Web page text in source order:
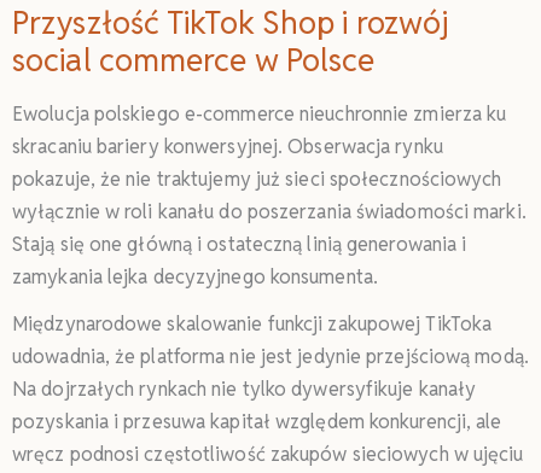
Przyszłość TikTok Shop i rozwój
social commerce w Polsce
Ewolucja polskiego e-commerce nieuchronnie zmierza ku
skracaniu bariery konwersyjnej. Obserwacja rynku
pokazuje, że nie traktujemy już sieci społecznościowych
wyłącznie w roli kanału do poszerzania świadomości marki.
Stają się one główną i ostateczną linią generowania i
zamykania lejka decyzyjnego konsumenta.
Międzynarodowe skalowanie funkcji zakupowej TikToka
udowadnia, że platforma nie jest jedynie przejściową modą.
Na dojrzałych rynkach nie tylko dywersyfikuje kanały
pozyskania i przesuwa kapitał względem konkurencji, ale
wręcz podnosi częstotliwość zakupów sieciowych w ujęciu